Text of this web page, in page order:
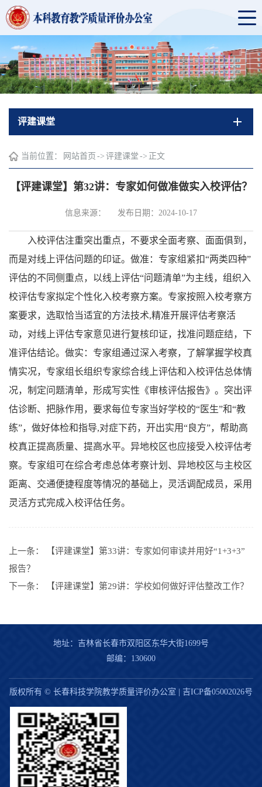
评建课堂
当前位置： 网站首页 -> 评建课堂 -> 正文
【评建课堂】第32讲：专家如何做准做实入校评估？
信息来源： 发布日期：2024-10-17
入校评估注重突出重点，不要求全面考察、面面俱到，
而是对线上评估问题的印证。做准：专家组紧扣“两类四种”
评估的不同侧重点，以线上评估“问题清单”为主线，组织入
校评估专家拟定个性化入校考察方案。专家按照入校考察方
案要求，选取恰当适宜的方法技术,精准开展评估考察活
动，对线上评估专家意见进行复核印证，找准问题症结，下
准评估结论。做实：专家组通过深入考察，了解掌握学校真
情实况，专家组长组织专家综合线上评估和入校评估总体情
况，制定问题清单，形成写实性《审核评估报告》。突出评
估诊断、把脉作用，要求每位专家当好学校的“医生”和“教
练”，做好体检和指导,对症下药，开出实用“良方”，帮助高
校真正提高质量、提高水平。异地校区也应接受入校评估考
察。专家组可在综合考虑总体考察计划、异地校区与主校区
距离、交通便捷程度等情况的基础上，灵活调配成员，采用
灵活方式完成入校评估任务。
上一条：
【评建课堂】第33讲：专家如何审读并用好“1+3+3”
报告？
下一条：
【评建课堂】第29讲：学校如何做好评估整改工作？
地址：吉林省长春市双阳区东华大街1699号
邮编：130600
版权所有 © 长春科技学院教学质量评价办公室 | 吉ICP备05002026号